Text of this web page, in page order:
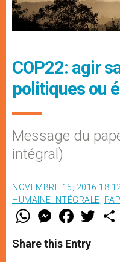
COP22: agir
politiques ou
Message du
intégral)
NOVEMBRE 15, 2016
HUMAINE INTÉGRALE,
W
t
s
M
e
s
e
F
a
e
b
w
Share this Entry